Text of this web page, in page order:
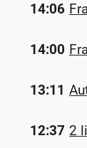
14:06
14:00
13:11
12:37 2